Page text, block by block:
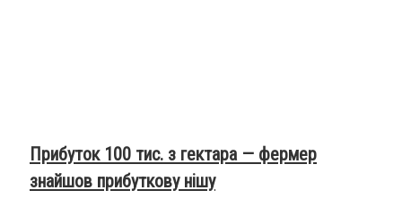
Прибуток 100 тис. з гектара — фермер
знайшов прибуткову нішу